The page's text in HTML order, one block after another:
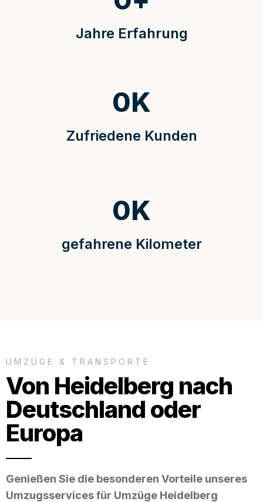
Jahre Erfahrung
Zufriedene Kunden
0K
gefahrene Kilometer
0K
UMZÜGE & TRANSPORTE
Von Heidelberg nach
Deutschland oder
Europa
Genießen Sie die besonderen Vorteile unseres
Umzugsservices für Umzüge Heidelberg